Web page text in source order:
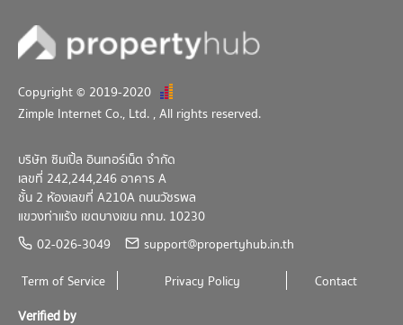
Copyright © 2019-2020
Zimple Internet Co., Ltd. , All rights reserved.
บริษัท ซิมเปิ้ล อินเทอร์เน็ต จำกัด
เลขที่ 242,244,246 อาคาร A
ชั้น 2 ห้องเลขที่ A210A ถนนวัชรพล
แขวงท่าแร้ง เขตบางเขน กทม. 10230
02-026-3049
support@propertyhub.in.th
Term of Service
Privacy Policy Contact
Verified by